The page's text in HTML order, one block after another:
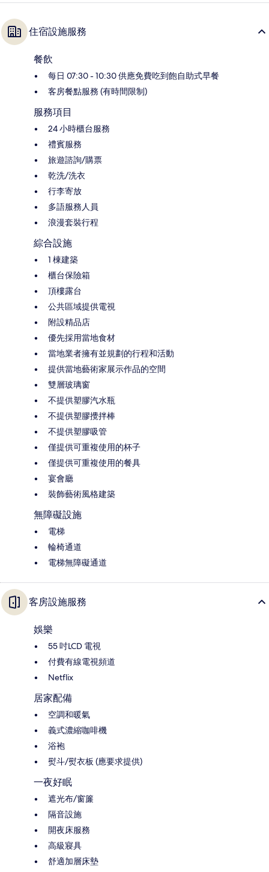
住宿設施服務
餐飲
每日 07:30 - 10:30 供應免費吃到飽自助式早餐
客房餐點服務 (有時間限制)
服務項目
24 小時櫃台服務
禮賓服務
旅遊諮詢/購票
乾洗/洗衣
行李寄放
多語服務人員
浪漫套裝行程
綜合設施
1 棟建築
櫃台保險箱
頂樓露台
公共區域提供電視
附設精品店
優先採用當地食材
當地業者擁有並規劃的行程和活動
提供當地藝術家展示作品的空間
雙層玻璃窗
不提供塑膠汽水瓶
不提供塑膠攪拌棒
不提供塑膠吸管
僅提供可重複使用的杯子
僅提供可重複使用的餐具
宴會廳
裝飾藝術風格建築
無障礙設施
電梯
輪椅通道
電梯無障礙通道
客房設施服務
娛樂
55 吋LCD 電視
付費有線電視頻道
Netflix
居家配備
空調和暖氣
義式濃縮咖啡機
浴袍
熨斗/熨衣板 (應要求提供)
一夜好眠
遮光布/窗簾
隔音設施
開夜床服務
高級寢具
舒適加層床墊